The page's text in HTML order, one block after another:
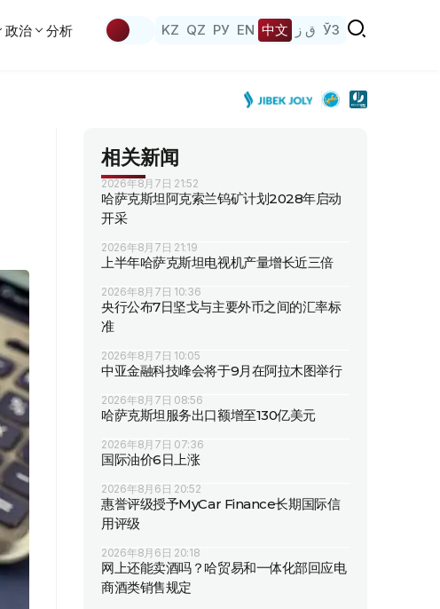
政治 分析 KZ QZ РУ EN 中文 ق ز ЎЗ
相关新闻
2026年8月7日 21:52
哈萨克斯坦阿克索兰钨矿计划2028年启动
开采
2026年8月7日 21:19
上半年哈萨克斯坦电视机产量增长近三倍
2026年8月7日 10:36
央行公布7日坚戈与主要外币之间的汇率标
准
2026年8月7日 10:05
中亚金融科技峰会将于9月在阿拉木图举行
2026年8月7日 08:56
哈萨克斯坦服务出口额增至130亿美元
2026年8月7日 07:36
国际油价6日上涨
2026年8月6日 20:52
惠誉评级授予MyCar Finance长期国际信
用评级
2026年8月6日 20:18
网上还能卖酒吗？哈贸易和一体化部回应电
商酒类销售规定